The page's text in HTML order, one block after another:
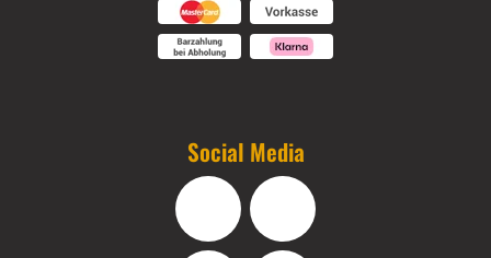
Social Media
Facebook Instagram